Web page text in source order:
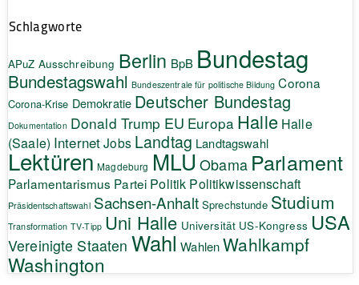
Schlagworte
APuZ Ausschreibung Berlin BpB Bundestag
Bundestagswahl Bundeszentrale für politische Bildung Corona
Corona-Krise Demokratie Deutscher Bundestag
Dokumentation Donald Trump EU Europa Halle Halle
(Saale) InternetJobs Landtag Landtagswahl
Lektüren Magdeburg MLU Obama Parlament
Parlamentarismus Partei Politik Politikwissenschaft
Präsidentschaftswahl Sachsen-Anhalt Sprechstunde Studium
Transformation TV-Tipp Uni Halle Universität US-Kongress USA
Vereinigte Staaten Wahl Wahlen Wahlkampf
Washington